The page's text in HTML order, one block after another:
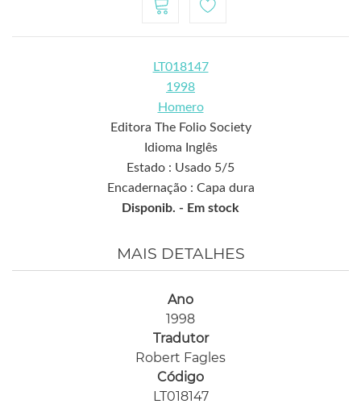
LT018147
1998
Homero
Editora The Folio Society
Idioma Inglês
Estado : Usado 5/5
Encadernação : Capa dura
Disponib. - Em stock
MAIS DETALHES
Ano
1998
Tradutor
Robert Fagles
Código
LT018147